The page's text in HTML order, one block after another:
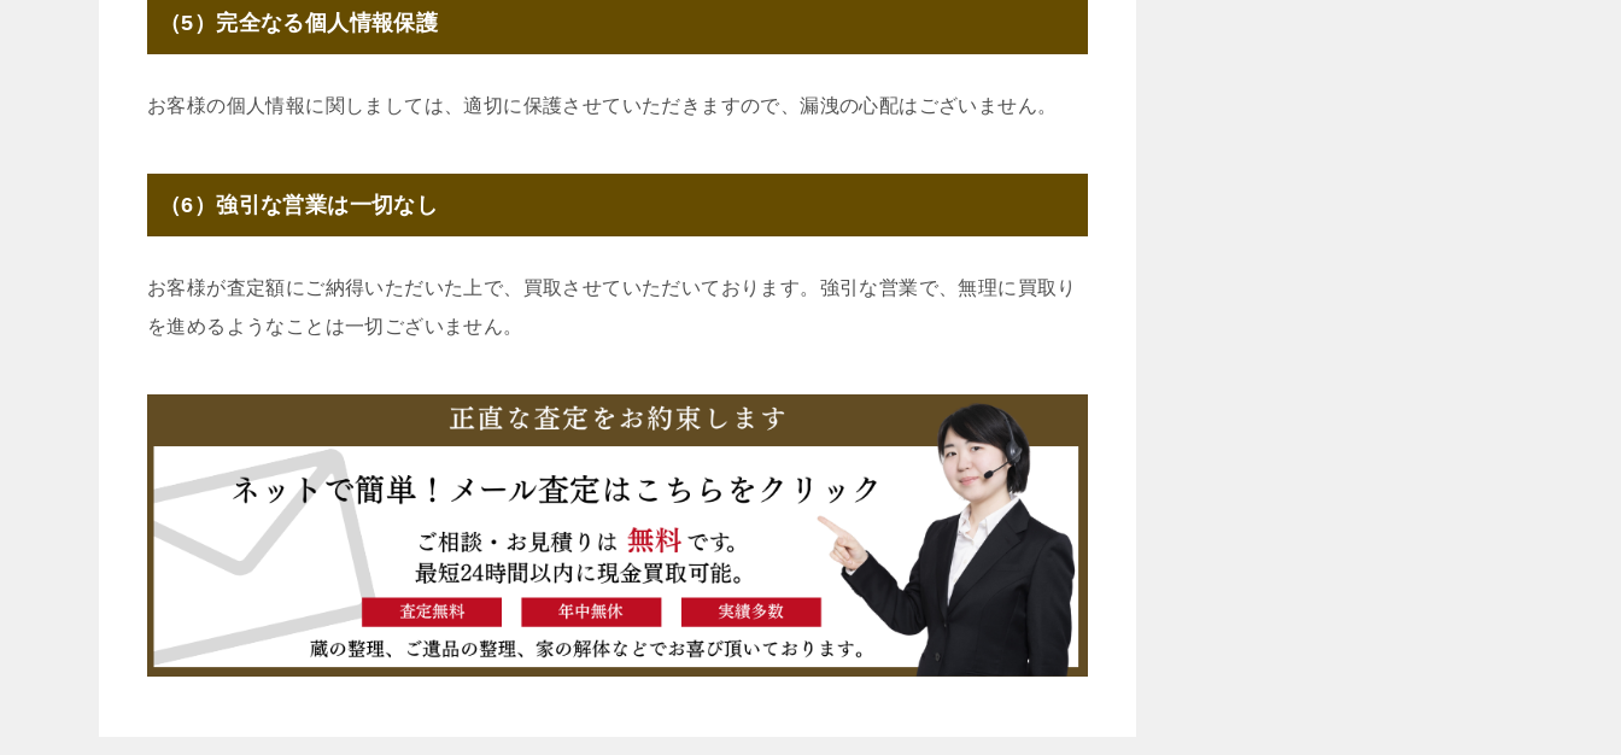
（5）完全なる個人情報保護
お客様の個人情報に関しましては、適切に保護させていただきますので、漏洩の心配はございません。
（6）強引な営業は一切なし
お客様が査定額にご納得いただいた上で、買取させていただいております。強引な営業で、無理に買取り
を進めるようなことは一切ございません。